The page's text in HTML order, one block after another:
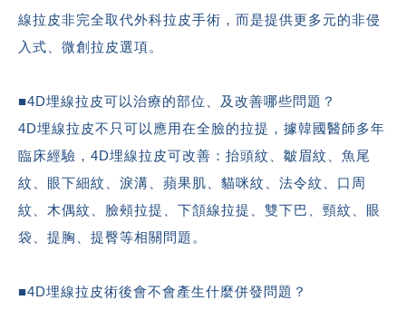
線拉皮非完全取代外科拉皮手術，而是提供更多元的非侵
入式、微創拉皮選項。
■4D埋線拉皮可以治療的部位、及改善哪些問題？
4D埋線拉皮不只可以應用在全臉的拉提，據韓國醫師多年
臨床經驗， 4D埋線拉皮可改善：抬頭紋、皺眉紋、魚尾
紋、眼下細紋、淚溝、蘋果肌、貓咪紋、法令紋、口周
紋、木偶紋、臉頰拉提、下頷線拉提、雙下巴、頸紋、眼
袋、提胸、提臀等相關問題。
■4D埋線拉皮術後會不會產生什麼併發問題？